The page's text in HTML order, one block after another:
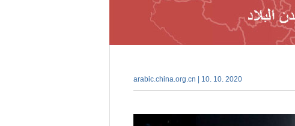
arabic.china.org.cn | 10. 10. 2020